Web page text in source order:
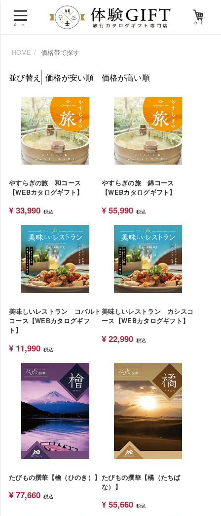
HOME 価格帯で探す
並び替え 価格が安い順 価格が高い順
やすらぎの旅 和コース
【WEBカタログギフト】
¥ 33,990 税込
やすらぎの旅 錦コース
【WEBカタログギフト】
¥ 55,990 税込
美味しいレストラン コバルト
コース【WEBカタログギフ
ト】
¥ 11,990 税込
美味しいレストラン カシスコ
ース【WEBカタログギフト】
¥ 22,990 税込
たびもの撰華【檜（ひのき）】
¥ 77,660 税込
たびもの撰華【橘（たちば
な）】
¥ 55,660 税込